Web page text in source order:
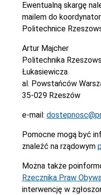
Ewentualną skargę
mailem do
Politechnice
Artur Majcher
Politechnika
Łukasiewicza
al. Powstańców
35-029 Rzeszów
e-mail:
Pomocne mogą być
znaleźć na rządowym
Można także
Rzecznika Praw
interwencję w